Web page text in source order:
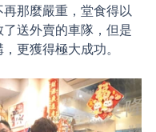
那麼嚴重，堂食得以
送外賣的車隊，但是
更獲得極大成功。